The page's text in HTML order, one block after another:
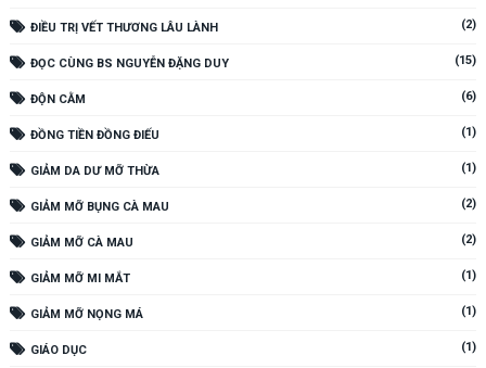
ĐIỀU TRỊ VẾT THƯƠNG LÂU LÀNH (2)
ĐỌC CÙNG BS NGUYỄN ĐẶNG DUY (15)
ĐỘN CẰM (6)
ĐỒNG TIỀN ĐỒNG ĐIẾU (1)
GIẢM DA DƯ MỠ THỪA (1)
GIẢM MỠ BỤNG CÀ MAU (2)
GIẢM MỠ CÀ MAU (2)
GIẢM MỠ MI MẮT (1)
GIẢM MỠ NỌNG MÁ (1)
GIÁO DỤC (1)